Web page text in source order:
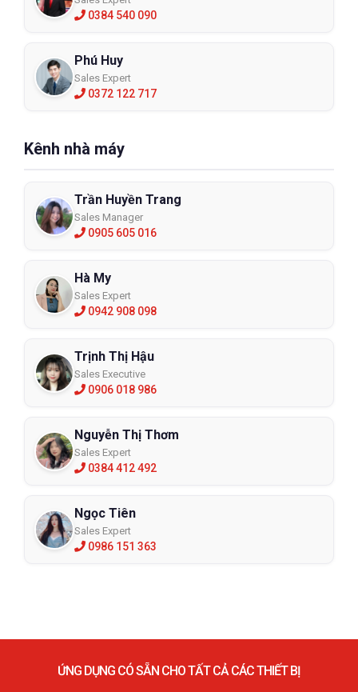
0384 540 090
Phú Huy
Sales Expert
0372 122 717
Kênh nhà máy
Trần Huyền Trang
Sales Manager
0905 605 016
Hà My
Sales Expert
0942 908 098
Trịnh Thị Hậu
Sales Executive
0906 018 986
Nguyễn Thị Thơm
Sales Expert
0384 412 492
Ngọc Tiên
Sales Expert
0986 151 363
ỨNG DỤNG CÓ SẴN CHO TẤT CẢ CÁC THIẾT BỊ